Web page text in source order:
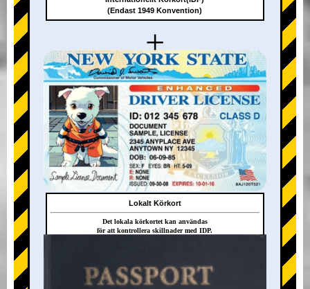
+
+
(Endast 1949 Konvention)
Lokalt Körkort
Det lokala körkortet kan användas
för att kontrollera skillnader med IDP.